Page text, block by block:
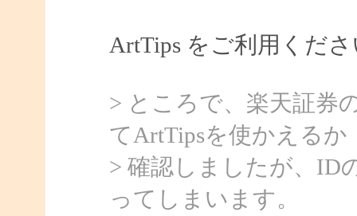
ArtTips をご利用くだ
> ところで、楽天証券
てArtTipsを使かえるか
> 確認しましたが、ID
ってしまいます。